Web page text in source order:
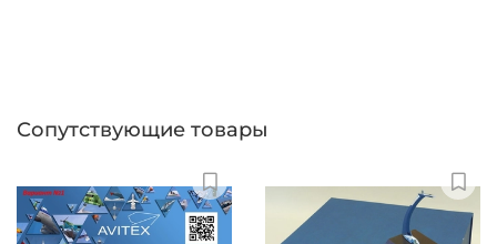
Сопутствующие товары